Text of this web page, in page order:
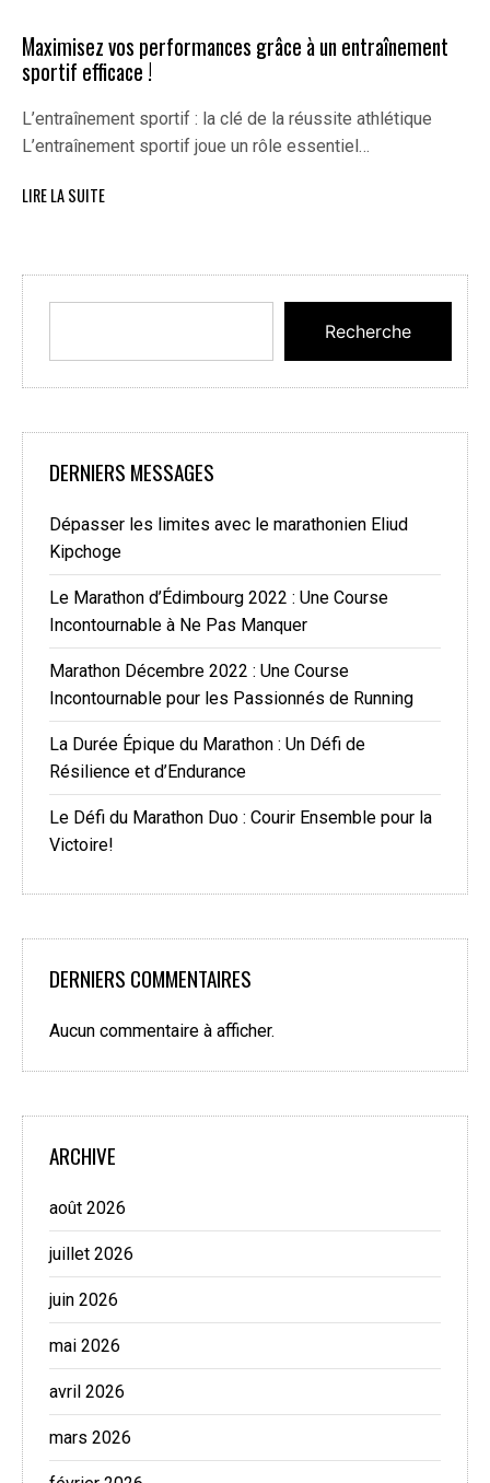
Maximisez vos performances grâce à un entraînement
sportif efficace !
L’entraînement sportif : la clé de la réussite athlétique
L’entraînement sportif joue un rôle essentiel…
LIRE LA SUITE
Recherche
DERNIERS MESSAGES
Dépasser les limites avec le marathonien Eliud
Kipchoge
Le Marathon d’Édimbourg 2022 : Une Course
Incontournable à Ne Pas Manquer
Marathon Décembre 2022 : Une Course
Incontournable pour les Passionnés de Running
La Durée Épique du Marathon : Un Défi de
Résilience et d’Endurance
Le Défi du Marathon Duo : Courir Ensemble pour la
Victoire!
DERNIERS COMMENTAIRES
Aucun commentaire à afficher.
ARCHIVE
août 2026
juillet 2026
juin 2026
mai 2026
avril 2026
mars 2026